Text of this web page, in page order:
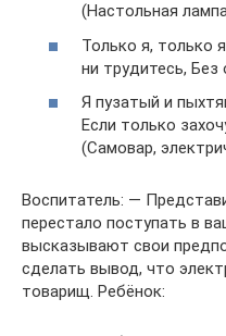
(Настольная
Только я, только
ни трудитесь,
Я пузатый и
Если только
(Самовар,
Воспитатель: —
перестало поступать в
высказывают свои
сделать вывод, что
товарищ. Ребёнок: